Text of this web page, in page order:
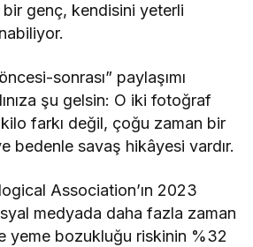
bir genç, kendisini yeterli
sonrası” paylaşımı
şu gelsin: O iki fotoğraf
kilo farkı değil, çoğu zaman bir
bedenle savaş hikâyesi vardır.
Association’ın 2023
medyada daha fazla zaman
yeme bozukluğu riskinin %32